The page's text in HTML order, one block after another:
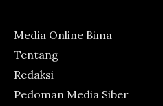
Media Online Bima
Tentang
Redaksi
Pedoman Media Siber